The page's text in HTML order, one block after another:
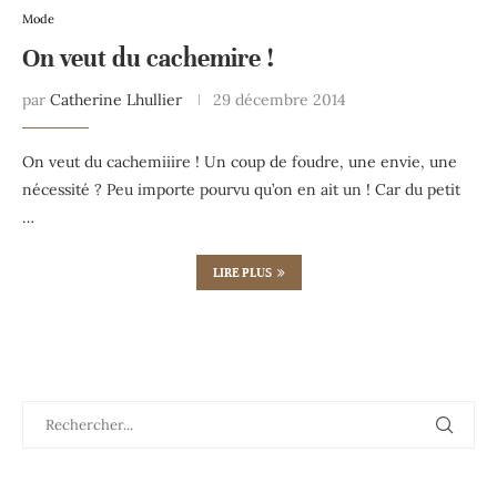
Mode
On veut du cachemire !
par Catherine Lhullier 29 décembre 2014
On veut du cachemiiire ! Un coup de foudre, une envie, une
nécessité ? Peu importe pourvu qu’on en ait un ! Car du petit
…
LIRE PLUS